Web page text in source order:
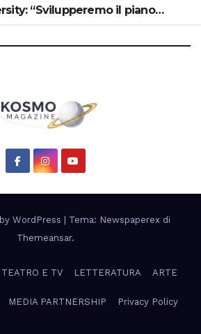
“Svilupperemo il piano
WordPress
Tema: Newspaperex di
Themeansar.
E TV LETTERATURA ARTE
MEDIA PARTNERSHIP Privacy Policy